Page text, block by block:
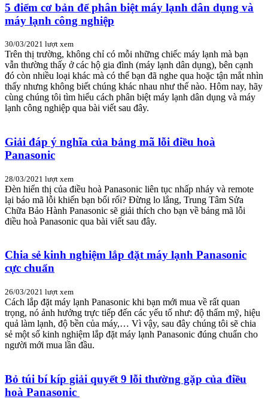
5 điểm cơ bản để phân biệt máy lạnh dân dụng và
máy lạnh công nghiệp
30/03/2021 lượt xem
Trên thị trường, không chỉ có mỗi những chiếc máy lạnh mà bạn
vẫn thường thấy ở các hộ gia đình (máy lạnh dân dụng), bên cạnh
đó còn nhiều loại khác mà có thể bạn đã nghe qua hoặc tận mắt nhìn
thấy nhưng không biết chúng khác nhau như thế nào. Hôm nay, hãy
cùng chúng tôi tìm hiểu cách phân biệt máy lạnh dân dụng và máy
lạnh công nghiệp qua bài viết sau đây.
Giải đáp ý nghĩa của bảng mã lỗi điều hoà
Panasonic
28/03/2021 lượt xem
Đèn hiển thị của điều hoà Panasonic liên tục nhấp nháy và remote
lại báo mã lỗi khiến bạn bối rối? Đừng lo lắng, Trung Tâm Sửa
Chữa Bảo Hành Panasonic sẽ giải thích cho bạn về bảng mã lỗi
điều hoà Panasonic qua bài viết sau đây.
Chia sẻ kinh nghiệm lắp đặt máy lạnh Panasonic
cực chuẩn
26/03/2021 lượt xem
Cách lắp đặt máy lạnh Panasonic khi bạn mới mua về rất quan
trọng, nó ảnh hưởng trực tiếp đến các yếu tố như: độ thẩm mỹ, hiệu
quả làm lạnh, độ bền của máy,… Vì vậy, sau đây chúng tôi sẽ chia
sẻ một số kinh nghiệm lắp đặt máy lạnh Panasonic đúng chuẩn cho
người mới mua lần đầu.
Bỏ túi bí kíp giải quyết 9 lỗi thường gặp của điều
hoà Panasonic